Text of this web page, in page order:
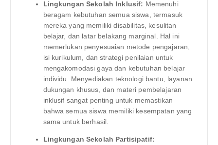
Lingkungan Sekolah Inklusif: Memenuhi
beragam kebutuhan semua siswa, termasuk
mereka yang memiliki disabilitas, kesulitan
belajar, dan latar belakang marginal. Hal ini
memerlukan penyesuaian metode pengajaran,
isi kurikulum, dan strategi penilaian untuk
mengakomodasi gaya dan kebutuhan belajar
individu. Menyediakan teknologi bantu, layanan
dukungan khusus, dan materi pembelajaran
inklusif sangat penting untuk memastikan
bahwa semua siswa memiliki kesempatan yang
sama untuk berhasil.
Lingkungan Sekolah Partisipatif: